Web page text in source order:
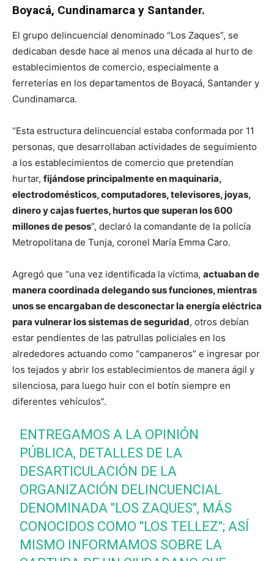
Boyacá, Cundinamarca y Santander.
El grupo delincuencial denominado “Los Zaques”, se
dedicaban desde hace al menos una década al hurto de
establecimientos de comercio, especialmente a
ferreterías en los departamentos de Boyacá, Santander y
Cundinamarca.
“Esta estructura delincuencial estaba conformada por 11
personas, que desarrollaban actividades de seguimiento
a los establecimientos de comercio que pretendían
hurtar, fijándose principalmente en maquinaria,
electrodomésticos, computadores, televisores, joyas,
dinero y cajas fuertes, hurtos que superan los 600
millones de pesos”, declaró la comandante de la policía
Metropolitana de Tunja, coronel María Emma Caro.
Agregó que “una vez identificada la víctima, actuaban de
manera coordinada delegando sus funciones, mientras
unos se encargaban de desconectar la energía eléctrica
para vulnerar los sistemas de seguridad, otros debían
estar pendientes de las patrullas policiales en los
alrededores actuando como “campaneros” e ingresar por
los tejados y abrir los establecimientos de manera ágil y
silenciosa, para luego huir con el botín siempre en
diferentes vehículos”.
ENTREGAMOS A LA OPINIÓN
PÚBLICA, DETALLES DE LA
DESARTICULACIÓN DE LA
ORGANIZACIÓN DELINCUENCIAL
DENOMINADA "LOS ZAQUES", MÁS
CONOCIDOS COMO "LOS TELLEZ"; ASÍ
MISMO INFORMAMOS SOBRE LA